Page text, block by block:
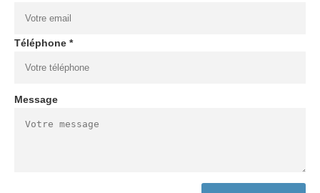
Téléphone *
Message